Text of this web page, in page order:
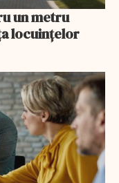
un metru
locuințelor